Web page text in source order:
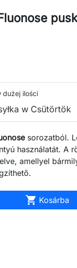
dużej ilości
w Csütörtök
sorozatból.
használatát. A
amellyel
 Kosárba